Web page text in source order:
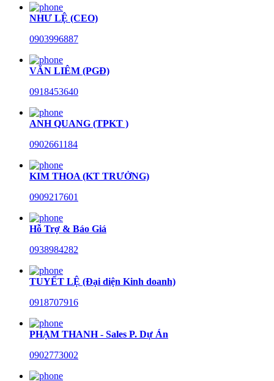
NHƯ LỆ (CEO)
0903996887
VĂN LIÊM (PGĐ)
0918453640
ANH QUANG (TPKT )
0902661184
KIM THOA (KT TRƯỞNG)
0909217601
Hỗ Trợ & Báo Giá
0938984282
TUYẾT LỆ (Đại diện Kinh doanh)
0918707916
PHẠM THANH - Sales P. Dự Án
0902773002